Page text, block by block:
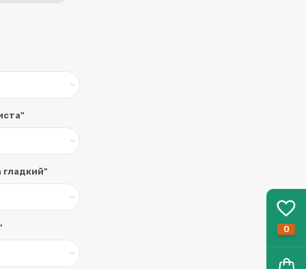
0
гладкий"